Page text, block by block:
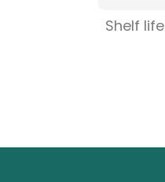
Shelf life